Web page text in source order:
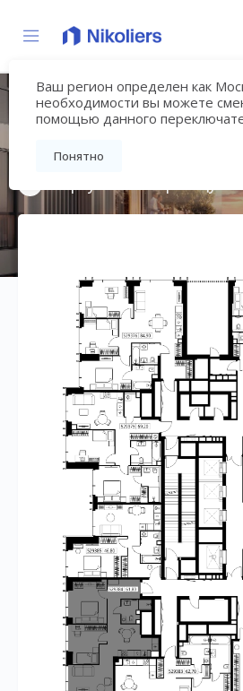
Ваш регион определен как
необходимости вы можете
помощью данного
Понятно
«ВЕЕР»